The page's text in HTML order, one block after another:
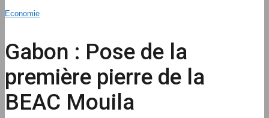
Economie
Gabon : Pose de la
première pierre de la
BEAC Mouila